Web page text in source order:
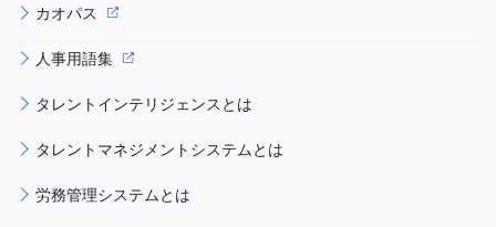
カオパス
人事用語集
タレントインテリジェンスとは
タレントマネジメントシステムとは
労務管理システムとは